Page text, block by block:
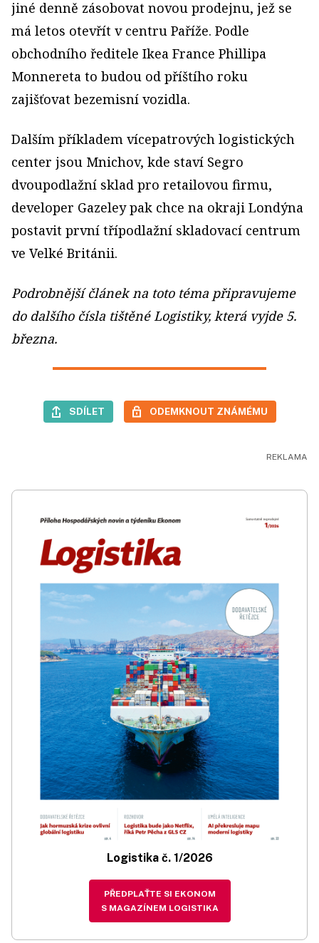
jiné denně zásobovat novou prodejnu, jež se
má letos otevřít v centru Paříže. Podle
obchodního ředitele Ikea France Phillipa
Monnereta to budou od příštího roku
zajišťovat bezemisní vozidla.
Dalším příkladem vícepatrových logistických
center jsou Mnichov, kde staví Segro
dvoupodlažní sklad pro retailovou firmu,
developer Gazeley pak chce na okraji Londýna
postavit první třípodlažní skladovací centrum
ve Velké Británii.
Podrobnější článek na toto téma připravujeme
do dalšího čísla tištěné Logistiky, která vyjde 5.
března.
SDÍLET ODEMKNOUT ZNÁMÉMU
Logistika č. 1/2026
PŘEDPLAŤTE SI EKONOM
S MAGAZÍNEM LOGISTIKA